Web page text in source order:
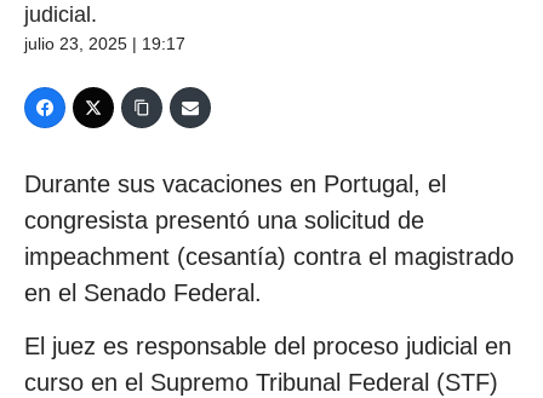
judicial.
julio 23, 2025 | 19:17
Durante sus vacaciones en Portugal, el
congresista presentó una solicitud de
impeachment (cesantía) contra el magistrado
en el Senado Federal.
El juez es responsable del proceso judicial en
curso en el Supremo Tribunal Federal (STF)